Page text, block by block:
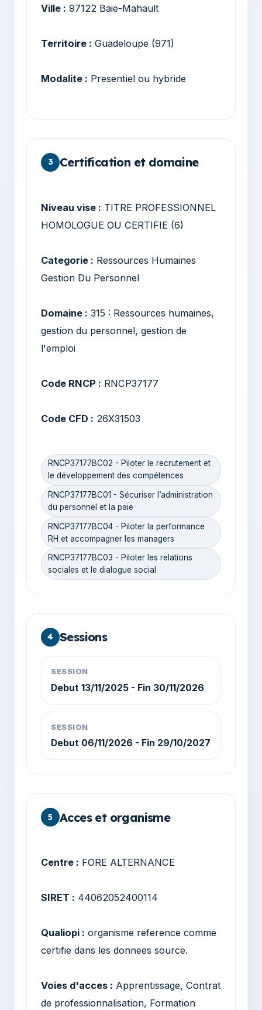
Ville : 97122 Baie-Mahault
Territoire : Guadeloupe (971)
Modalite : Presentiel ou hybride
3 Certification et domaine
Niveau vise : TITRE PROFESSIONNEL
HOMOLOGUE OU CERTIFIE (6)
Categorie : Ressources Humaines
Gestion Du Personnel
Domaine : 315 : Ressources humaines,
gestion du personnel, gestion de
l'emploi
Code RNCP : RNCP37177
Code CFD : 26X31503
RNCP37177BC02 - Piloter le recrutement et
le développement des compétences
RNCP37177BC01 - Sécuriser l’administration
du personnel et la paie
RNCP37177BC04 - Piloter la performance
RH et accompagner les managers
RNCP37177BC03 - Piloter les relations
sociales et le dialogue social
4 Sessions
SESSION
Debut 13/11/2025 - Fin 30/11/2026
SESSION
Debut 06/11/2026 - Fin 29/10/2027
5 Acces et organisme
Centre : FORE ALTERNANCE
SIRET : 44062052400114
Qualiopi : organisme reference comme
certifie dans les donnees source.
Voies d'acces : Apprentissage, Contrat
de professionnalisation, Formation